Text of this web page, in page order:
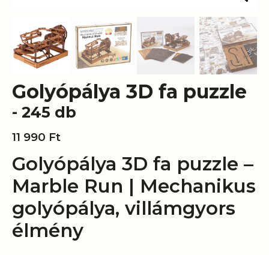
Golyópálya 3D fa puzzle
- 245 db
11 990 Ft
Golyópálya 3D fa puzzle –
Marble Run | Mechanikus
golyópálya, villámgyors
élmény